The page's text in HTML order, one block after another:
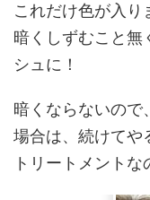
これだけ色が入り
暗くしずむこと無
シュに！
暗くならないので
場合は、続けてや
トリートメントな